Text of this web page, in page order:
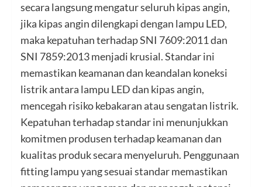
secara langsung mengatur seluruh kipas angin,
jika kipas angin dilengkapi dengan lampu LED,
maka kepatuhan terhadap SNI 7609:2011 dan
SNI 7859:2013 menjadi krusial. Standar ini
memastikan keamanan dan keandalan koneksi
listrik antara lampu LED dan kipas angin,
mencegah risiko kebakaran atau sengatan listrik.
Kepatuhan terhadap standar ini menunjukkan
komitmen produsen terhadap keamanan dan
kualitas produk secara menyeluruh. Penggunaan
fitting lampu yang sesuai standar memastikan